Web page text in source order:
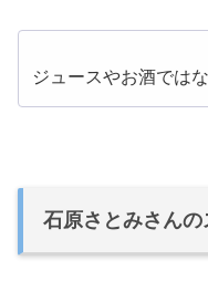
ジュースやお酒では
石原さとみさん